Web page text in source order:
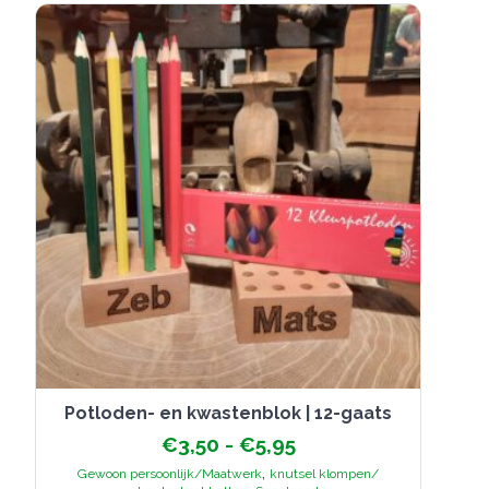
optie
kan
gekozen
worden
op
de
productpagina
Potloden- en kwastenblok | 12-gaats
€3,50 - €5,95Prijsklasse:
€3,50
Gewoon persoonlijk/Maatwerk, knutsel klompen/